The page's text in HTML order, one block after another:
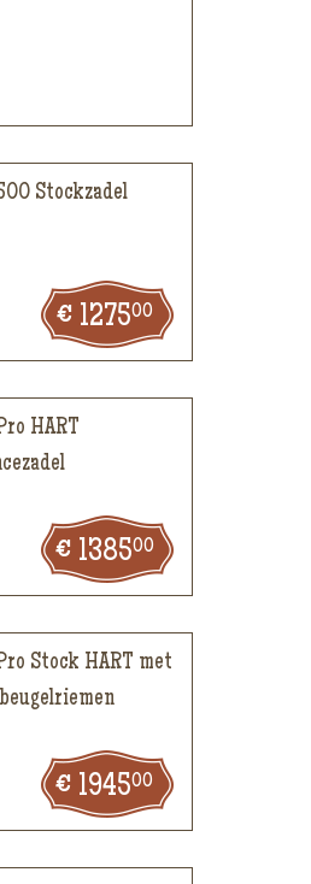
Stockzadel
127500
HART
138500
Stock HART met
194500